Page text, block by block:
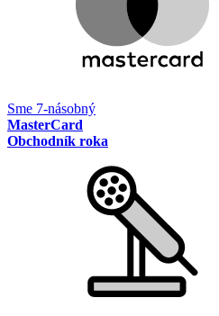
Sme 7-násobný
MasterCard
Obchodník roka